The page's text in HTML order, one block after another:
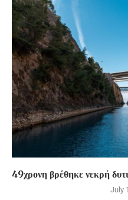
49χρονη βρέθηκε νεκρή
July